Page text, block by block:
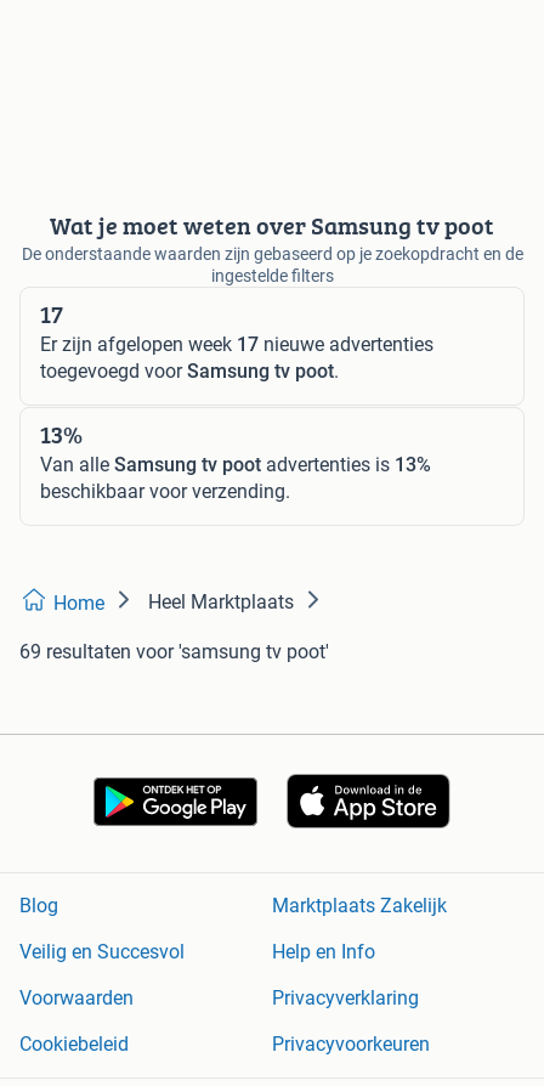
Wat je moet weten over Samsung tv poot
De onderstaande waarden zijn gebaseerd op je zoekopdracht en de
ingestelde filters
17
Er zijn afgelopen week 17 nieuwe advertenties
toegevoegd voorSamsung tv poot.
13%
Van alle Samsung tv poot advertenties is 13%
beschikbaar voor verzending.
Home Heel Marktplaats
69 resultaten voor 'samsung tv poot'
Blog
Marktplaats Zakelijk
Veilig en Succesvol
Help en Info
Voorwaarden
Privacyverklaring
Cookiebeleid
Privacyvoorkeuren